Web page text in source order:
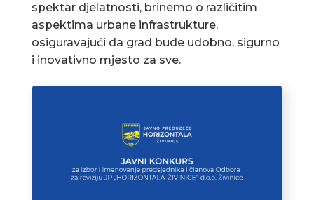
spektar djelatnosti, brinemo o različitim
aspektima urbane infrastrukture,
osiguravajući da grad bude udobno, sigurno
i inovativno mjesto za sve.